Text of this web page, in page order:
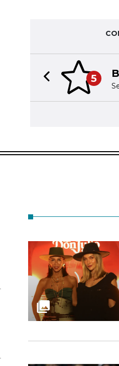
5
Previous slide